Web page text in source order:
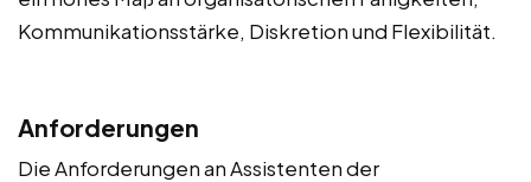
Kommunikationsstärke, Diskretion und Flexibilität.
Anforderungen
Die Anforderungen an Assistenten der